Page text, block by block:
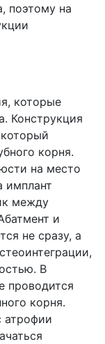
поэтому на
которые
Конструкция
корня.
на место
имплант
между
и
не сразу, а
В
проводится
корня.
атрофии